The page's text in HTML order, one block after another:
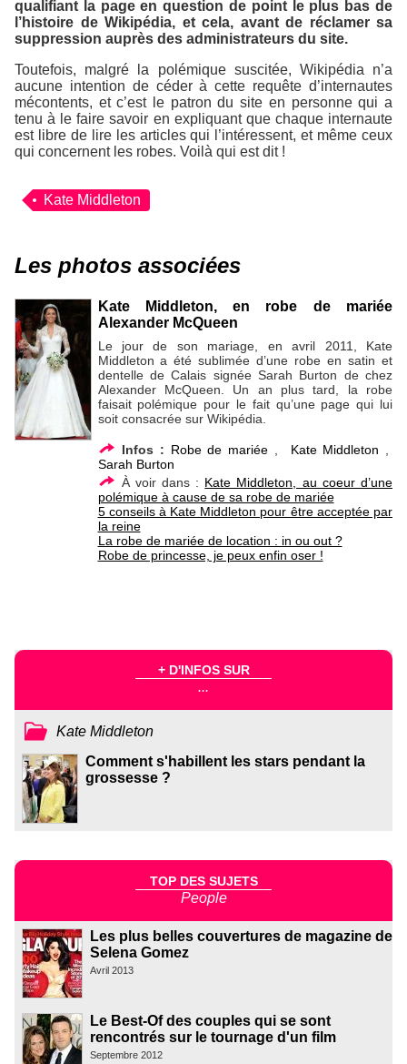
qualifiant la page en question de point le plus bas de
l’histoire de Wikipédia, et cela, avant de réclamer sa
suppression auprès des administrateurs du site.
Toutefois, malgré la polémique suscitée, Wikipédia n’a
aucune intention de céder à cette requête d’internautes
mécontents, et c’est le patron du site en personne qui a
tenu à le faire savoir en expliquant que chaque internaute
est libre de lire les articles qui l’intéressent, et même ceux
qui concernent les robes. Voilà qui est dit !
Kate Middleton
Les photos associées
Kate Middleton, en robe de mariée
Alexander McQueen
Le jour de son mariage, en avril 2011, Kate
Middleton a été sublimée d’une robe en satin et
dentelle de Calais signée Sarah Burton de chez
Alexander McQueen. Un an plus tard, la robe
faisait polémique pour le fait qu’une page qui lui
soit consacrée sur Wikipédia.
Infos : Robe de mariée , Kate Middleton ,
Sarah Burton
À voir dans : Kate Middleton, au coeur d’une
polémique à cause de sa robe de mariée
5 conseils à Kate Middleton pour être acceptée par
la reine
La robe de mariée de location : in ou out ?
Robe de princesse, je peux enfin oser !
+ D'INFOS SUR
...
Kate Middleton
Comment s'habillent les stars pendant la
grossesse ?
TOP DES SUJETS
People
Les plus belles couvertures de magazine de
Selena Gomez
Avril 2013
Le Best-Of des couples qui se sont
rencontrés sur le tournage d'un film
Septembre 2012